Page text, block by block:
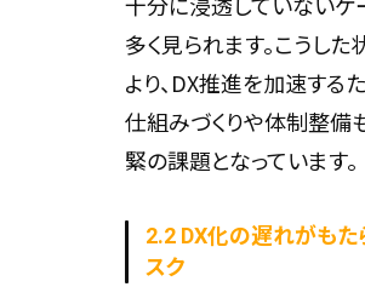
多く見られます。こうした
より、DX推進を加速する
仕組みづくりや体制整備
緊の課題となっています。
2.2 DX化の遅れがもた
スク